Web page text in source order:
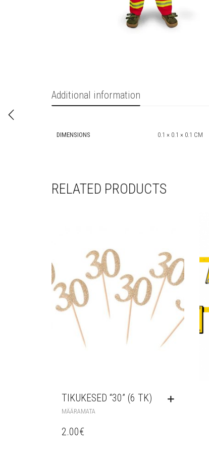
Additional information
DIMENSIONS 0.1 × 0.1 × 0.1 CM
RELATED PRODUCTS
TIKUKESED “30” (6 TK)
MÄÄRAMATA
2.00€